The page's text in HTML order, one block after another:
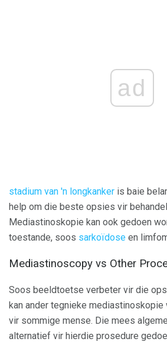
ad
stadium van 'n longkanker is baie
help om die beste opsies vir
Mediastinoskopie kan ook gedoen
toestande, soos sarkoïdose en
Mediastinoscopy vs Other
Soos beeldtoetse verbeter vir die
kan ander tegnieke mediastinoskopie
vir sommige mense. Die mees
alternatief vir hierdie prosedure